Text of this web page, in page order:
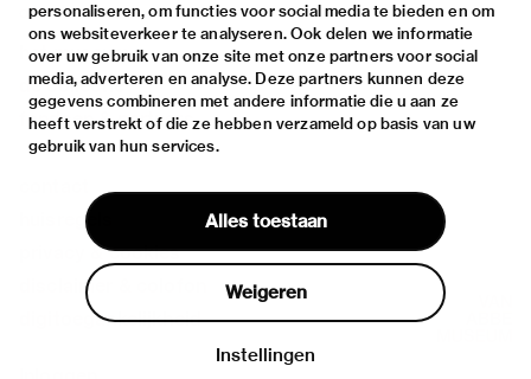
personaliseren, om functies voor social media te bieden en om
ons websiteverkeer te analyseren. Ook delen we informatie
over uw gebruik van onze site met onze partners voor social
media, adverteren en analyse. Deze partners kunnen deze
gegevens combineren met andere informatie die u aan ze
heeft verstrekt of die ze hebben verzameld op basis van uw
gebruik van hun services.
Alles toestaan
Weigeren
Instellingen
over
het museum
de collectie
fondsen & partners
huisregels
privacy & cookies
disclaimer & colofon
digitoegankelijkheid